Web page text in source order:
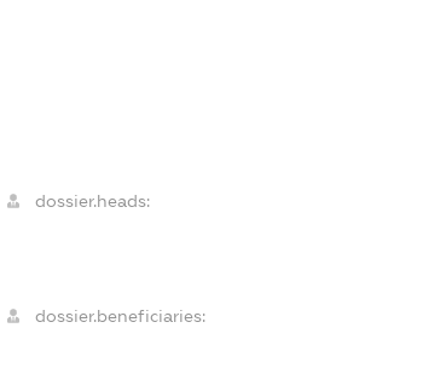
dossier.heads:
dossier.beneficiaries: